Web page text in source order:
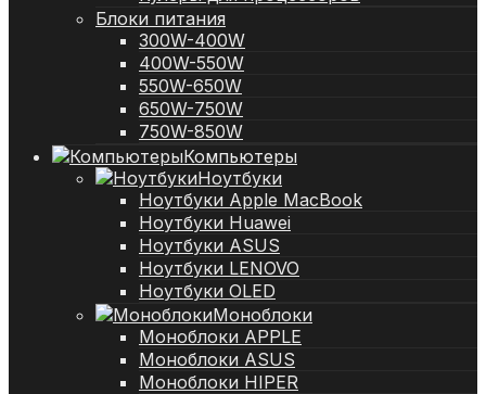
Блоки питания
300W-400W
400W-550W
550W-650W
650W-750W
750W-850W
Компьютеры
Ноутбуки
Ноутбуки Apple MacBook
Ноутбуки Huawei
Ноутбуки ASUS
Ноутбуки LENOVO
Ноутбуки OLED
Моноблоки
Моноблоки APPLE
Моноблоки ASUS
Моноблоки HIPER